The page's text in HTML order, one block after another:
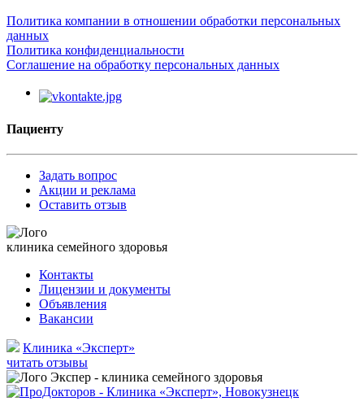
Политика компании в отношении обработки персональных
данных
Политика конфиденциальности
Соглашение на обработку персональных данных
Пациенту
Задать вопрос
Акции и реклама
Оставить отзыв
клиника семейного здоровья
Контакты
Лицензии и документы
Объявления
Вакансии
Клиника «Эксперт»
читать отзывы